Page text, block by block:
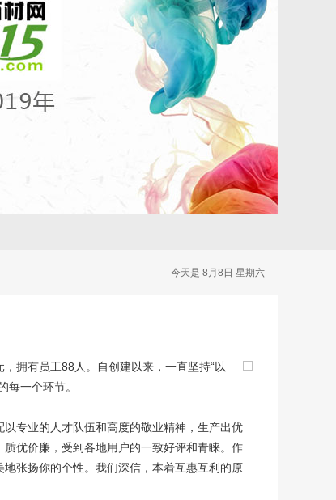
今天是 8月8日 星期六
拥有员工88人。自创建以来，一直坚持“以
每一个环节。
专业的人才队伍和高度的敬业精神，生产出优
优价廉，受到各地用户的一致好评和青睐。作
张扬你的个性。我们深信，本着互惠互利的原